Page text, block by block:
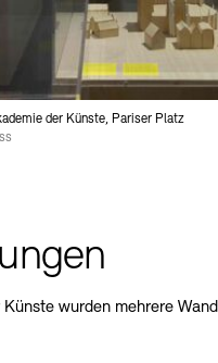
der Künste, Pariser Platz
wurden mehrere